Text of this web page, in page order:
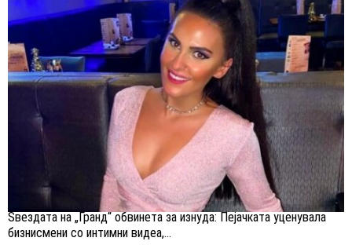
Ѕвездата на „Гранд“ обвинета за изнуда: Пејачката уценувала
бизнисмени со интимни видеа,...